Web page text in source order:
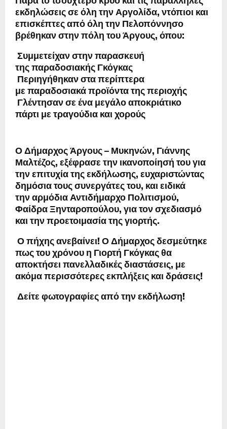
εκδηλώσεις σε όλη την Αργολίδα, ντόπιοι και
επισκέπτες από όλη την Πελοπόννησο
βρέθηκαν στηνπόλη του Άργους, όπου:
Συμμετείχανστην παρασκευή
τηςπαραδοσιακής Γκόγκας
Περιηγήθηκανστα περίπτερα
με παραδοσιακά προϊόντατης περιοχής
Γλέντησανσε ένα μεγάλοαποκριάτικο
πάρτι με τραγούδια και χορούς
ΟΔήμαρχος Άργους – Μυκηνών, Γιάννης
Μαλτέζος, εξέφρασε την ικανοποίησή του για
την επιτυχία της εκδήλωσης, ευχαριστώντας
δημόσια τουςσυνεργάτεςτου, και ειδικά
τηναρμόδια Αντιδήμαρχο Πολιτισμού,
Φαίδρα Ξηνταροπούλου, για τον σχεδιασμό
και την προετοιμασία της γιορτής.
Ο πήχης ανεβαίνει!Ο Δήμαρχος δεσμεύτηκε
πωςτου χρόνου η Γιορτή Γκόγκας θα
αποκτήσει πανελλαδικές διαστάσεις, με
ακόμα περισσότερες εκπλήξεις και δράσεις!
Δείτε φωτογραφίες από την εκδήλωση!